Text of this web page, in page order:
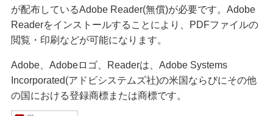
が配布しているAdobe Reader(無償)が必要です。Adobe
Readerをインストールすることにより、PDFファイルの
閲覧・印刷などが可能になります。
Adobe、Adobeロゴ、Readerは、Adobe Systems
Incorporated(アドビシステムズ社)の米国ならびにその他
の国における登録商標または商標です。